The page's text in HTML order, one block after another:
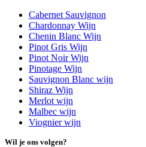
Cabernet Sauvignon
Chardonnay Wijn
Chenin Blanc Wijn
Pinot Gris Wijn
Pinot Noir Wijn
Pinotage Wijn
Sauvignon Blanc wijn
Shiraz Wijn
Merlot wijn
Malbec wijn
Viognier wijn
Wil je ons volgen?